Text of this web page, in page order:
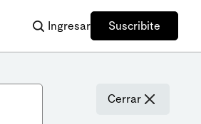
Ingresar Suscribite
Cerrar